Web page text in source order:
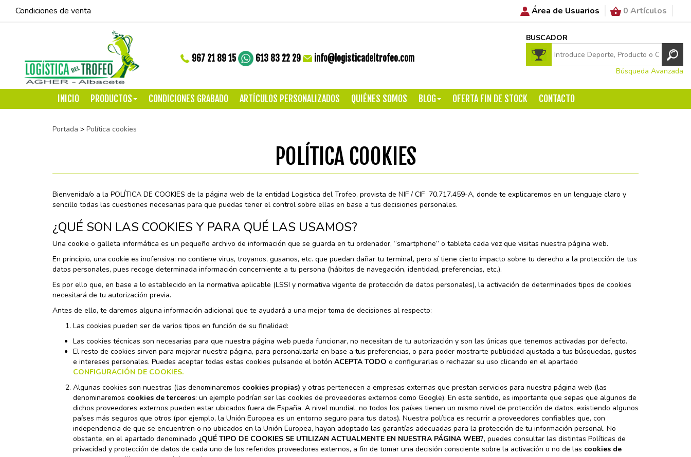
Condiciones de venta Área de Usuarios 0 Artículos
967 21 89 15 613 83 22 29 info@logisticadeltrofeo.com
BUSCADOR
Búsqueda Avanzada
INICIO PRODUCTOS CONDICIONES GRABADO ARTÍCULOS PERSONALIZADOS QUIÉNES SOMOS BLOG OFERTA FIN DE STOCK CONTACTO
Portada > Política cookies
POLÍTICA COOKIES
Bienvenida/o a la POLÍTICA DE COOKIES de la página web de la entidad Logistica del Trofeo, provista de NIF / CIF 70.717.459-A, donde te explicaremos en un lenguaje claro y
sencillo todas las cuestiones necesarias para que puedas tener el control sobre ellas en base a tus decisiones personales.
¿QUÉ SON LAS COOKIES Y PARA QUÉ LAS USAMOS?
Una cookie o galleta informática es un pequeño archivo de información que se guarda en tu ordenador, “smartphone” o tableta cada vez que visitas nuestra página web.
En principio, una cookie es inofensiva: no contiene virus, troyanos, gusanos, etc. que puedan dañar tu terminal, pero sí tiene cierto impacto sobre tu derecho a la protección de tus
datos personales, pues recoge determinada información concerniente a tu persona (hábitos de navegación, identidad, preferencias, etc.).
Es por ello que, en base a lo establecido en la normativa aplicable (LSSI y normativa vigente de protección de datos personales), la activación de determinados tipos de cookies
necesitará de tu autorización previa.
Antes de ello, te daremos alguna información adicional que te ayudará a una mejor toma de decisiones al respecto:
Las cookies pueden ser de varios tipos en función de su finalidad:
Las cookies técnicas son necesarias para que nuestra página web pueda funcionar, no necesitan de tu autorización y son las únicas que tenemos activadas por defecto.
El resto de cookies sirven para mejorar nuestra página, para personalizarla en base a tus preferencias, o para poder mostrarte publicidad ajustada a tus búsquedas, gustos
e intereses personales. Puedes aceptar todas estas cookies pulsando el botón ACEPTA TODO o configurarlas o rechazar su uso clicando en el apartado
CONFIGURACIÓN DE COOKIES.
Algunas cookies son nuestras (las denominaremos cookies propias) y otras pertenecen a empresas externas que prestan servicios para nuestra página web (las
denominaremos cookies de terceros: un ejemplo podrían ser las cookies de proveedores externos como Google). En este sentido, es importante que sepas que algunos de
dichos proveedores externos pueden estar ubicados fuera de España. A nivel mundial, no todos los países tienen un mismo nivel de protección de datos, existiendo algunos
países más seguros que otros (por ejemplo, la Unión Europea es un entorno seguro para tus datos). Nuestra política es recurrir a proveedores confiables que, con
independencia de que se encuentren o no ubicados en la Unión Europea, hayan adoptado las garantías adecuadas para la protección de tu información personal. No
obstante, en el apartado denominado ¿QUÉ TIPO DE COOKIES SE UTILIZAN ACTUALMENTE EN NUESTRA PÁGINA WEB?, puedes consultar las distintas Políticas de
privacidad y protección de datos de cada uno de los referidos proveedores externos, a fin de tomar una decisión consciente sobre la activación o no de las cookies de